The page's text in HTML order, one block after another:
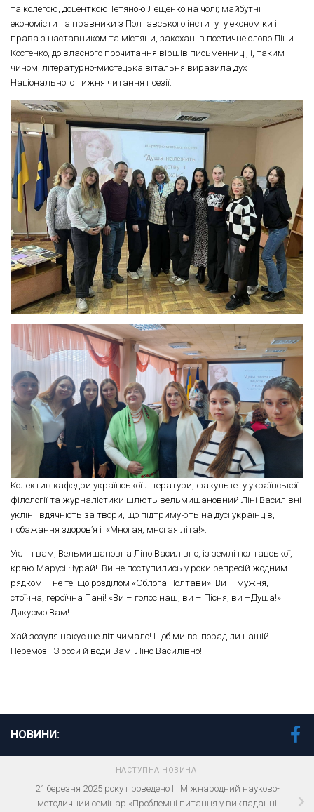
та колегою, доценткою Тетяною Лещенко на чолі; майбутні
економісти та правники з Полтавського інституту економіки і
права з наставником та містяни, закохані в поетичне слово Ліни
Костенко, до власного прочитання віршів письменниці, і, таким
чином, літературно-мистецька вітальня виразила дух
Національного тижня читання поезії.
Колектив кафедри української літератури, факультету української
філології та журналістики шлють вельмишановний Ліні Василівні
уклін і вдячність за твори, що підтримують на дусі українців,
побажання здоров’я і «Многая, многая літа!».
Уклін вам, Вельмишановна Ліно Василівно, із землі полтавської,
краю Марусі Чурай! Ви не поступились у роки репресій жодним
рядком – не те, що розділом «Облога Полтави». Ви – мужня,
стоїчна, героїчна Пані! «Ви – голос наш, ви – Пісня, ви –Душа!»
Дякуємо Вам!
Хай зозуля накує ще літ чимало! Щоб ми всі пораділи нашій
Перемозі! З роси й води Вам, Ліно Василівно!
НОВИНИ:
НАСТУПНА НОВИНА
21 березня 2025 року проведено ІІІ Міжнародний науково-
методичний семінар «Проблемні питання у викладанні